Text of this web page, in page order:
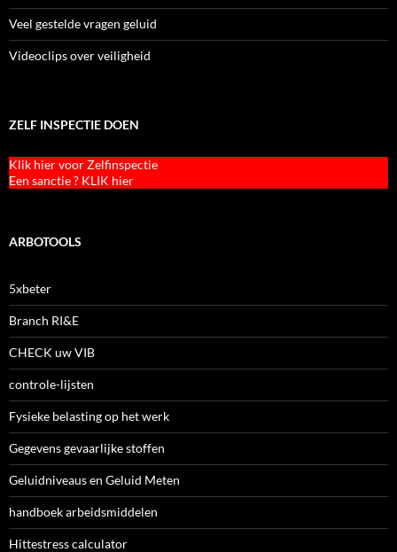
Veel gestelde vragen geluid
Videoclips over veiligheid
ZELF INSPECTIE DOEN
Klik hier voor Zelfinspectie
Een sanctie ? KLIK hier
ARBOTOOLS
5xbeter
Branch RI&E
CHECK uw VIB
controle-lijsten
Fysieke belasting op het werk
Gegevens gevaarlijke stoffen
Geluidniveaus en Geluid Meten
handboek arbeidsmiddelen
Hittestress calculator